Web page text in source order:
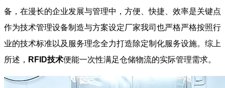
备，在漫长的企业发展与管理中，方便、快捷、效率是关键点
作为技术管理设备制造与方案设定厂家我司也严格严格按照行
业的技术标准以及服务理念全力打造除定制化服务设施。综上
所述， RFID技术便能一次性满足仓储物流的实际管理需求。